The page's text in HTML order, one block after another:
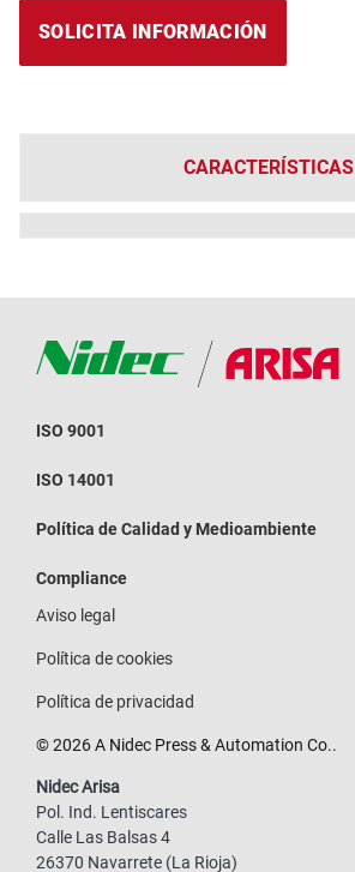
SOLICITA INFORMACIÓN
CARACTERÍSTICAS
ISO 9001
ISO 14001
Política de Calidad y Medioambiente
Compliance
Aviso legal
Política de cookies
Política de privacidad
© 2026 A Nidec Press & Automation Co..
Nidec Arisa
Pol. Ind. Lentiscares
Calle Las Balsas 4
26370 Navarrete (La Rioja)